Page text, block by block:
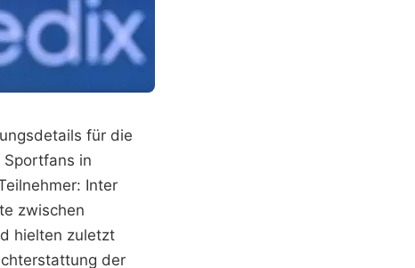
für die
Sportfans in
Inter
zwischen
hielten zuletzt
der